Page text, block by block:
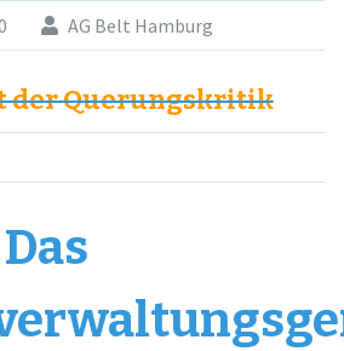
AG Belt Hamburg
der Querungskritik